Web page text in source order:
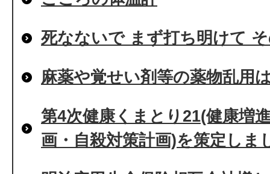
死なないで まず打ち明けて
麻薬や覚せい剤等の薬物乱用
第4次健康くまとり21(健康増
画・自殺対策計画)を策定しま